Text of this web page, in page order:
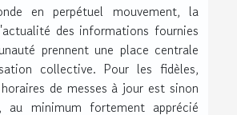
en perpétuel mouvement, la
des informations fournies
prennent une place centrale
collective. Pour les fidèles,
de messes à jour est sinon
au minimum fortement apprécié